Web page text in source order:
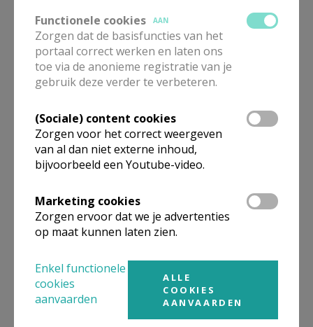
Het Kantmuseum van de Sint-Carolus Borromeuskerk ©
Functionele cookies
AAN
Zorgen dat de basisfuncties van het
portaal correct werken en laten ons
toe via de anonieme registratie van je
gebruik deze verder te verbeteren.
(Sociale) content cookies
Zorgen voor het correct weergeven
van al dan niet externe inhoud,
bijvoorbeeld een Youtube-video.
Marketing cookies
Zorgen ervoor dat we je advertenties
op maat kunnen laten zien.
Enkel functionele
cookies
aanvaarden
ALLE
COOKIES
AANVAARDEN